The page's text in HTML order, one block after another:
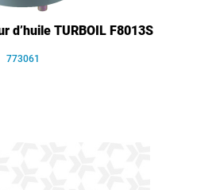
d’huile TURBOIL F8013S
773061